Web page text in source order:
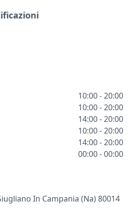
10:00 - 20:00
10:00 - 20:00
14:00 - 20:00
10:00 - 20:00
14:00 - 20:00
00:00 - 00:00
In Campania (na) 80014